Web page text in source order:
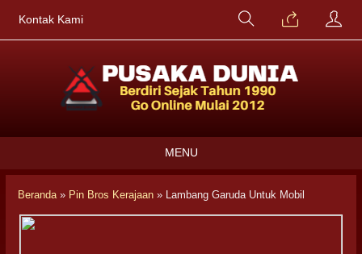
Kontak Kami
MENU
Beranda» Pin Bros Kerajaan » Lambang Garuda Untuk Mobil